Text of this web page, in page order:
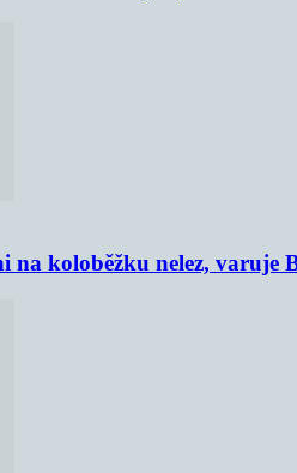
na koloběžku nelez, varuje